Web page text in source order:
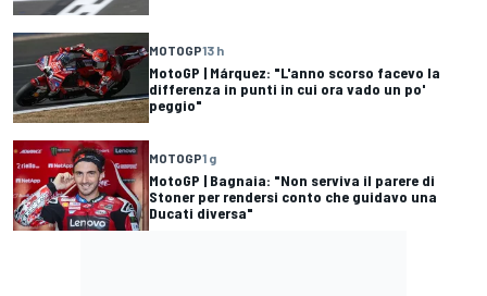
MOTOGP13 h
MotoGP | Márquez: "L'anno scorso facevo la
differenza in punti in cui ora vado un po'
peggio"
MOTOGP1 g
MotoGP | Bagnaia: "Non serviva il parere di
Stoner per rendersi conto che guidavo una
Ducati diversa"